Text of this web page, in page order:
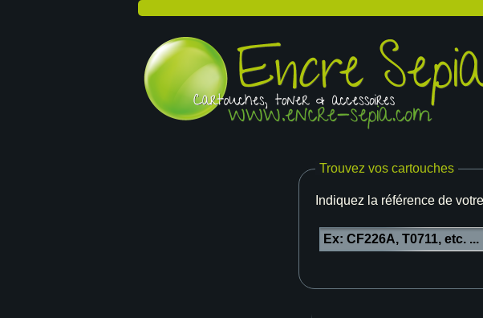
Trouvez vos cartouches
Indiquez la référence de